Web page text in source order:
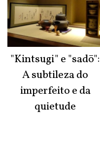
"Kintsugi" e "sadō":
A subtileza do
imperfeito e da
quietude